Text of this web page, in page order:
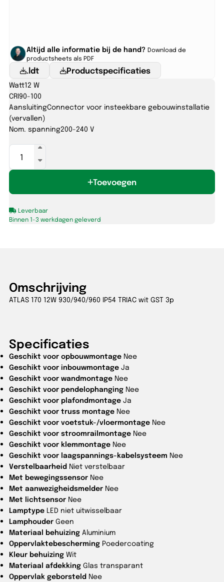
Altijd alle informatie bij de hand? Download de
productsheets als PDF
.ldt Productspecificaties
Watt12 W
CRI90-100
AansluitingConnector voor insteekbare gebouwinstallatie
(vervallen)
Nom. spanning200-240 V
ATLAS
12W
IP54
wit
Toevoegen
Leverbaar
Binnen 1-3 werkdagen geleverd
Omschrijving
ATLAS 170 12W 930/940/960 IP54 TRIAC wit GST 3p
Specificaties
Geschikt voor opbouwmontage Nee
Geschikt voor inbouwmontage Ja
Geschikt voor wandmontage Nee
Geschikt voor pendelophanging Nee
Geschikt voor plafondmontage Ja
Geschikt voor truss montage Nee
Geschikt voor voetstuk-/vloermontage Nee
Geschikt voor stroomrailmontage Nee
Geschikt voor klemmontage Nee
Geschikt voor laagspannings-kabelsysteem Nee
Verstelbaarheid Niet verstelbaar
Met bewegingssensor Nee
Met aanwezigheidsmelder Nee
Met lichtsensor Nee
Lamptype LED niet uitwisselbaar
Lamphouder Geen
Materiaal behuizing Aluminium
Oppervlaktebescherming Poedercoating
Kleur behuizing Wit
Materiaal afdekking Glas transparant
Oppervlak geborsteld Nee